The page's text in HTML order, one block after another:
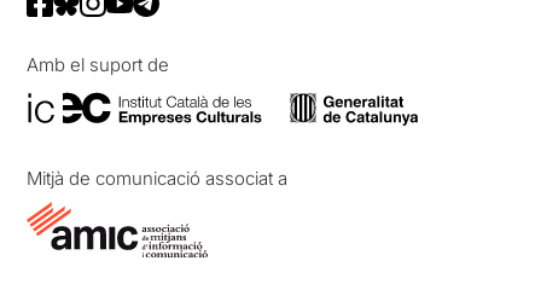
Amb el suport de
Mitjà de comunicació associat a